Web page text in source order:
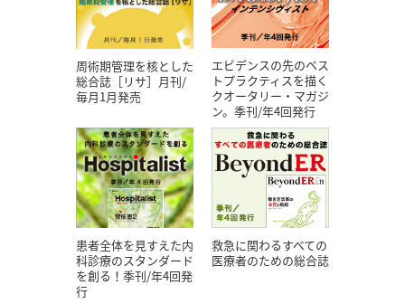
周術期管理を核とした
総合誌［リサ］月刊/
毎月1月発売
エビデンスの先のベス
トプラクティスを描く
クオータリー・マガジ
ン。季刊/年4回発行
患者全体を見すえた内
科診療のスタンダード
を創る！季刊/年4回発
行
救急に関わるすべての
医療者のための総合誌